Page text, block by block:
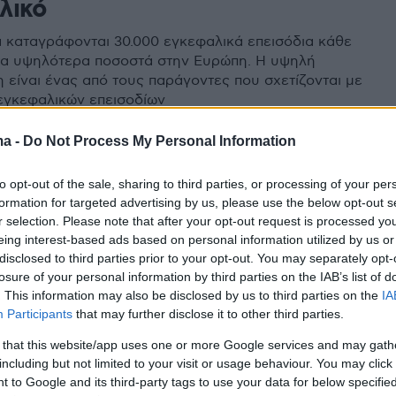
- Do Not Process My Personal Information
opt-out of the sale, sharing to third parties, or processing of your
for targeted advertising by us, please use the below opt-out
selection. Please note that after your opt-out request is processed
interest-based ads based on personal information utilized by us
to third parties prior to your opt-out. You may separately
of your personal information by third parties on the IAB’s list of
This information may also be disclosed by us to third parties on the
Participants that may further disclose it to other third parties.
that this website/app uses one or more Google services and may
but not limited to your visit or usage behaviour. You may
to Google and its third-party tags to use your data for below
30.000 εγκεφαλικά επεισόδια κάθε
υψηλότερα ποσοστά στην Ευρώπη. Η υψηλή
ένας από τους παράγοντες που σχετίζονται με
επεισοδίων
και χοληστερόλη: Ο πιο
τρόπος να τα
χαμηλά
Λιπιδίων του Metropolitan Hospital μπορεί να γίνει το
την αντιμετώπιση της αυξημένης χοληστερόλης
σε μία πορεία που σώζει ζωές επισημαίνει
Κολοβού, Διευθύντρια Προληπτικής
στο Metropolitan Hospital